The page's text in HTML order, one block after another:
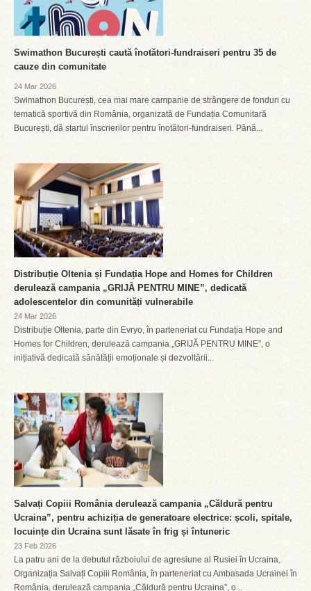
Swimathon București caută înotători-fundraiseri pentru 35 de
cauze din comunitate
24 Mar 2026
Swimathon București, cea mai mare campanie de strângere de fonduri cu
tematică sportivă din România, organizată de Fundația Comunitară
București, dă startul înscrierilor pentru înotători-fundraiseri. Până...
Distribuție Oltenia și Fundația Hope and Homes for Children
derulează campania „GRIJĂ PENTRU MINE”, dedicată
adolescentelor din comunități vulnerabile
24 Mar 2026
Distribuție Oltenia, parte din Evryo, în parteneriat cu Fundația Hope and
Homes for Children, derulează campania „GRIJĂ PENTRU MINE”, o
inițiativă dedicată sănătății emoționale și dezvoltării...
Salvați Copiii România derulează campania „Căldură pentru
Ucraina”, pentru achiziția de generatoare electrice: școli, spitale,
locuințe din Ucraina sunt lăsate în frig și întuneric
23 Feb 2026
La patru ani de la debutul războiului de agresiune al Rusiei în Ucraina,
Organizația Salvați Copiii România, în parteneriat cu Ambasada Ucrainei în
România, derulează campania „Căldură pentru Ucraina”, o...